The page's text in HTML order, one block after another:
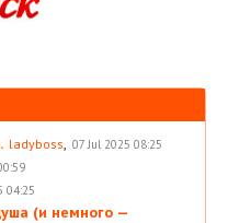
ladyboss, 07 Jul 2025 08:25
04:25
(и немного —